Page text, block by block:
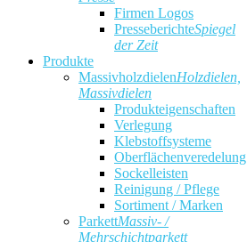
Firmen Logos
PresseberichteSpiegel
der Zeit
Produkte
MassivholzdielenHolzdielen,
Massivdielen
Produkteigenschaften
Verlegung
Klebstoffsysteme
Oberflächenveredelung
Sockelleisten
Reinigung / Pflege
Sortiment / Marken
ParkettMassiv- /
Mehrschichtparkett